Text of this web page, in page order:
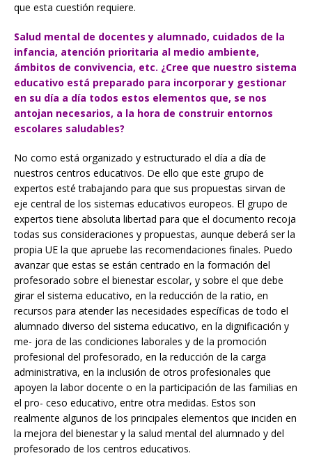
que esta cuestión requiere.
Salud mental de docentes y alumnado, cuidados de la
infancia, atención prioritaria al medio ambiente,
ámbitos de convivencia, etc. ¿Cree que nuestro sistema
educativo está preparado para incorporar y gestionar
en su día a día todos estos elementos que, se nos
antojan necesarios, a la hora de construir entornos
escolares saludables?
No como está organizado y estructurado el día a día de
nuestros centros educativos. De ello que este grupo de
expertos esté trabajando para que sus propuestas sirvan de
eje central de los sistemas educativos europeos. El grupo de
expertos tiene absoluta libertad para que el documento recoja
todas sus consideraciones y propuestas, aunque deberá ser la
propia UE la que apruebe las recomendaciones finales. Puedo
avanzar que estas se están centrado en la formación del
profesorado sobre el bienestar escolar, y sobre el que debe
girar el sistema educativo, en la reducción de la ratio, en
recursos para atender las necesidades específicas de todo el
alumnado diverso del sistema educativo, en la dignificación y
me- jora de las condiciones laborales y de la promoción
profesional del profesorado, en la reducción de la carga
administrativa, en la inclusión de otros profesionales que
apoyen la labor docente o en la participación de las familias en
el pro- ceso educativo, entre otra medidas. Estos son
realmente algunos de los principales elementos que inciden en
la mejora del bienestar y la salud mental del alumnado y del
profesorado de los centros educativos.